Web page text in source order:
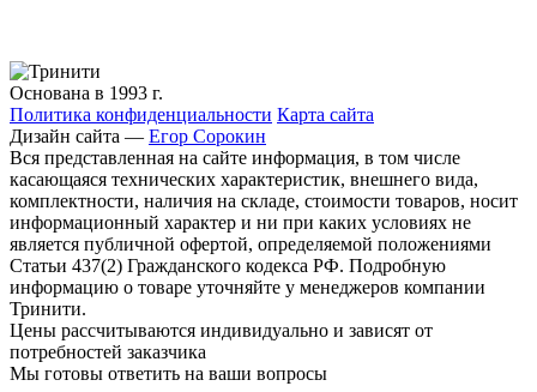
Основана в 1993 г.
Политика конфиденциальности Карта сайта
Дизайн сайта — Егор Сорокин
Вся представленная на сайте информация, в том числе
касающаяся технических характеристик, внешнего вида,
комплектности, наличия на складе, стоимости товаров, носит
информационный характер и ни при каких условиях не
является публичной офертой, определяемой положениями
Статьи 437(2) Гражданского кодекса РФ. Подробную
информацию о товаре уточняйте у менеджеров компании
Тринити.
Цены рассчитываются индивидуально и зависят от
потребностей заказчика
Мы готовы ответить на ваши вопросы